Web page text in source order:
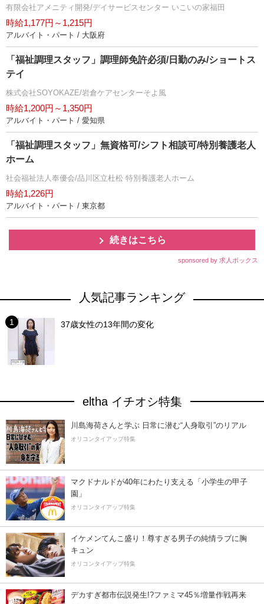
有限会社アメニティ開発/デイサービスセンター いこいの家福田
時給1,177円～1,215円
アルバイト・パート / 大阪府
「福祉調理スタッフ」調理師免許必須/日勤のみ/ショートス
テイ
株式会社SOYOKAZE/岩倉ケアセンターそよ風
時給1,200円～1,350円
アルバイト・パート / 愛知県
「福祉調理スタッフ」無資格可/シフト相談可/特別養護老人
ホーム
社会福祉法人奉優会/品川区立杜松 特別養護老人ホーム
時給1,226円
アルバイト・パート / 東京都
続きはこちら
sponsored by 求人ボックス
人気記事ランキング
37歳女性の13年間の変化
eltha イチオシ特集
川島海荷さんと学ぶ 日常に潜む“人身取引”のリアル
オリコンタイアップ特集
マクドナルドが40年にわたり支える「小学生の甲子
園」
オリコンタイアップ特集
イケメンてんこ盛り！尊すぎる男子の純情ラブに胸
キュン
オリコンタイアップ特集
デカすぎ都市伝説発生!?ファミマ45％増量作戦再来